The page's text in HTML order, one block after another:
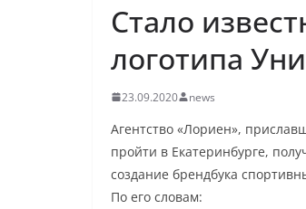
Стало
логотипа
23.09.2020 news
Агентство «Лориен»,
пройти в Екатеринбурге,
создание брендбука
По его словам: